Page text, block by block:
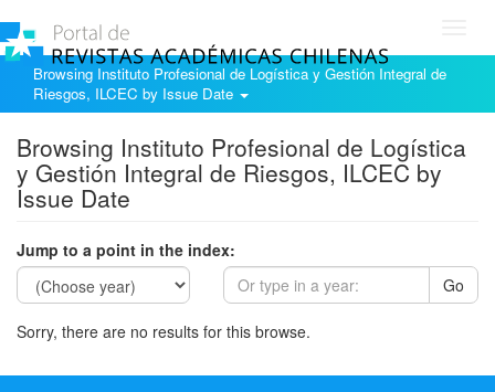
Browsing Instituto Profesional de Logística y Gestión Integral de
Riesgos, ILCEC by Issue Date
Browsing Instituto Profesional de Logística
y Gestión Integral de Riesgos, ILCEC by
Issue Date
Jump to a point in the index:
Go
Sorry, there are no results for this browse.